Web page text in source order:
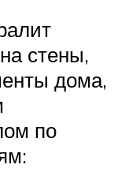
стены,
дома,
по